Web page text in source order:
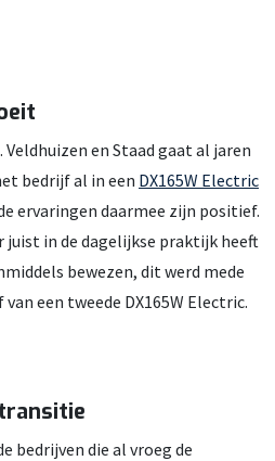
en Staad gaat al jaren
bedrijf al in een DX165W Electric
ervaringen daarmee zijn positief.
juist in de dagelijkse praktijk heeft
bewezen, dit werd mede
een tweede DX165W Electric.
bedrijven die al vroeg de